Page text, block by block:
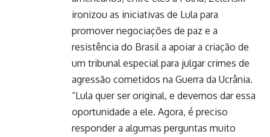
ironizou as iniciativas de Lula para
promover negociações de paz e a
resistência do Brasil a apoiar a criação de
um tribunal especial para julgar crimes de
agressão cometidos na Guerra da Ucrânia.
“Lula quer ser original, e devemos dar essa
oportunidade a ele. Agora, é preciso
responder a algumas perguntas muito